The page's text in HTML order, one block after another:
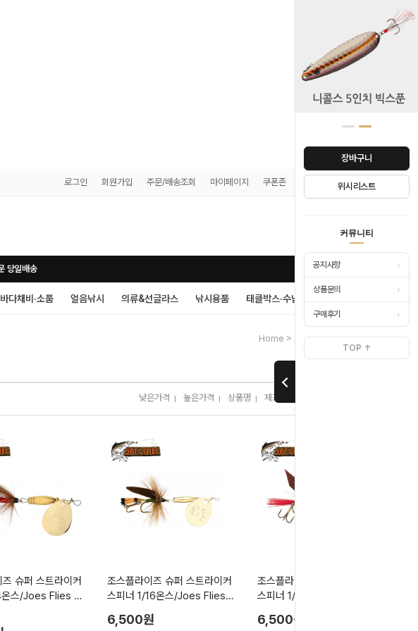
장바구니
위시리스트
커뮤니티
공지사항 ›
상품문의 ›
구매후기 ›
TOP ↑
로그인 회원가입 주문/배송조회 마이페이지 쿠폰존
당일배송
바다채비·소품 얼음낚시 의류&선글라스 낚시용품 태클박스·수납
Home > 브랜드별[ㅈ]>조스플라이즈
낮은가격 I 높은가격 I 상품명 I 제조사
슈퍼 스트라이커
온스/Joes Flies S
조스플라이즈 슈퍼 스트라이커
스피너 1/16온스/Joes Flies
6,500원
조스플라이즈 슈퍼 스트라이커
스피너 1/8온스/Joes Flies S
6,500원